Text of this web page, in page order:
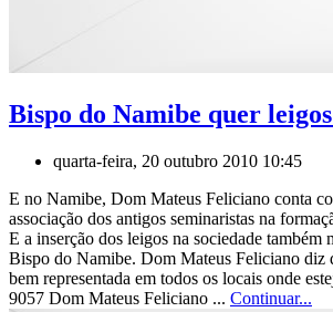
Bispo do Namibe quer
quarta-feira, 20 outubro 2010 10:45
E no Namibe, Dom Mateus Feliciano conta
associação dos antigos seminaristas na
E a inserção dos leigos na sociedade também
Bispo do Namibe. Dom Mateus Feliciano diz
bem representada em todos os locais onde
9057 Dom Mateus Feliciano ... Continuar...